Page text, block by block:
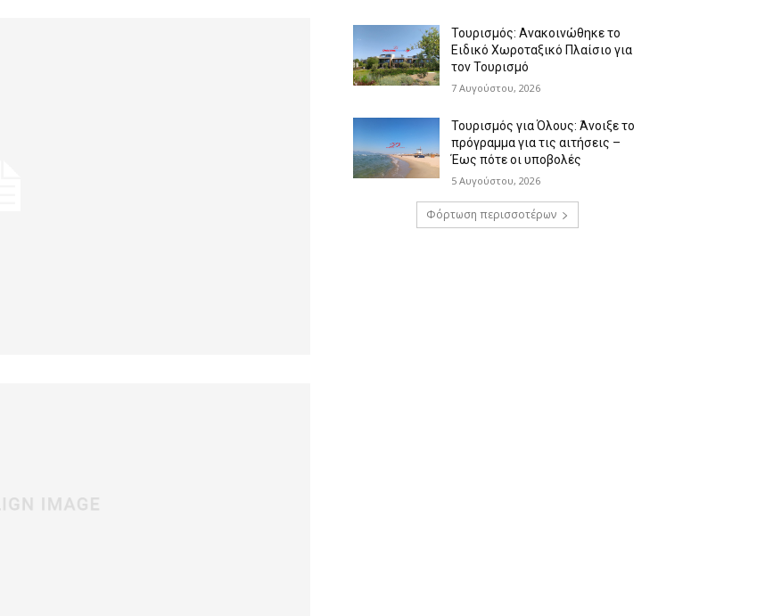
Τουρισμός: Ανακοινώθηκε το
Ειδικό Χωροταξικό Πλαίσιο για
τον Τουρισμό
7 Αυγούστου, 2026
Τουρισμός για Όλους: Άνοιξε το
πρόγραμμα για τις αιτήσεις –
Έως πότε οι υποβολές
5 Αυγούστου, 2026
Φόρτωση περισσοτέρων